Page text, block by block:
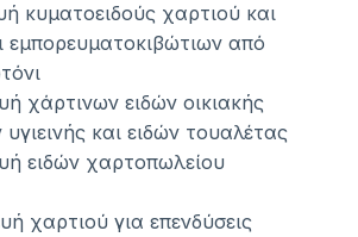
κυματοειδούς χαρτιού και
εμπορευματοκιβώτιων από
χάρτινων ειδών οικιακής
και ειδών τουαλέτας
ειδών χαρτοπωλείου
χαρτιού για επενδύσεις